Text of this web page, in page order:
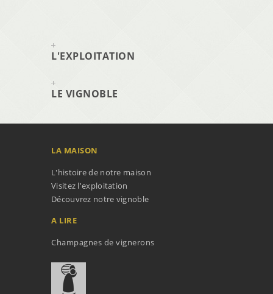
L'EXPLOITATION
LE VIGNOBLE
LA MAISON
L'histoire de notre maison
Visitez l'exploitation
Découvrez notre vignoble
A LIRE
Champagnes de vignerons